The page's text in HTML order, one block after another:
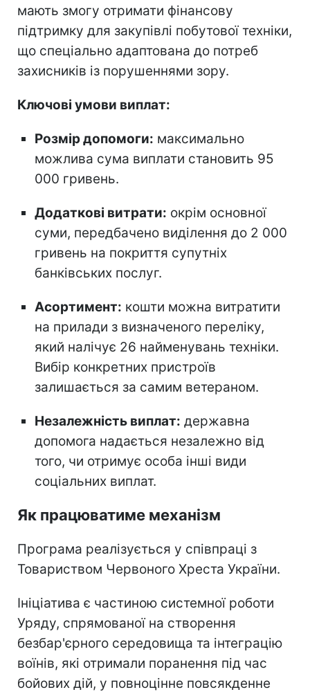
мають змогу отримати фінансову
підтримку для закупівлі побутової техніки,
що спеціально адаптована до потреб
захисників із порушеннями зору.
Ключові умови виплат:
Розмір допомоги: максимально
можлива сума виплати становить 95
000 гривень.
Додаткові витрати: окрім основної
суми, передбачено виділення до 2 000
гривень на покриття супутніх
банківських послуг.
Асортимент: кошти можна витратити
на прилади з визначеного переліку,
який налічує 26 найменувань техніки.
Вибір конкретних пристроїв
залишається за самим ветераном.
Незалежність виплат: державна
допомога надається незалежно від
того, чи отримує особа інші види
соціальних виплат.
Як працюватиме механізм
Програма реалізується у співпраці з
Товариством Червоного Хреста України.
Ініціатива є частиною системної роботи
Уряду, спрямованої на створення
безбар'єрного середовища та інтеграцію
воїнів, які отримали поранення під час
бойових дій, у повноцінне повсякденне